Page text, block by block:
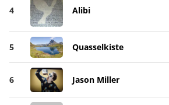
4 Alibi
5 Quasselkiste
6 Jason Miller